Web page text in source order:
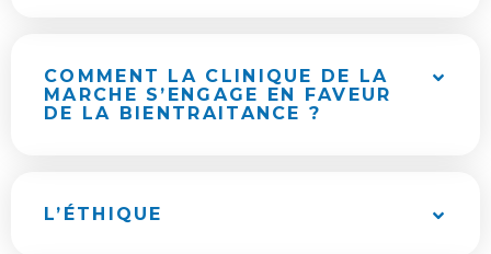
COMMENT LA CLINIQUE DE LA
MARCHE S’ENGAGE EN FAVEUR
DE LA BIENTRAITANCE ?
L’ÉTHIQUE